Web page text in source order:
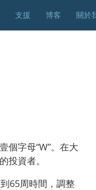
支援 博客 關於
個字母“W”。在大
投資者。
65周時間，調整